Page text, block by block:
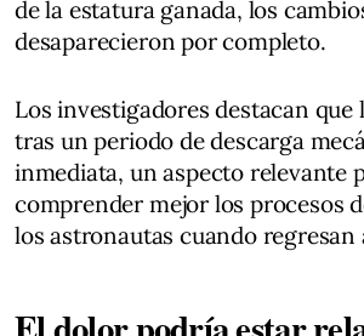
de la estatura ganada, los
desaparecieron por completo.
Los investigadores destacan que
tras un periodo de descarga
inmediata, un aspecto relevante
comprender mejor los procesos
los astronautas cuando regresan